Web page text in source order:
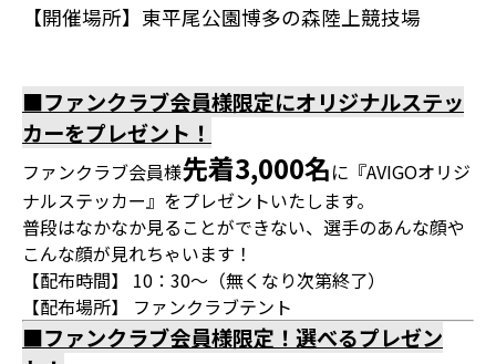
【開催場所】 東平尾公園博多の森陸上競技場
■ファンクラブ会員様限定にオリジナルステッ
カーをプレゼント！
ファンクラブ会員様先着3,000名に『AVIGOオリジ
ナルステッカー』をプレゼントいたします。
普段はなかなか見ることができない、選手のあんな顔や
こんな顔が見れちゃいます！
【配布時間】 10：30～（無くなり次第終了）
【配布場所】 ファンクラブテント
■ファンクラブ会員様限定！選べるプレゼン